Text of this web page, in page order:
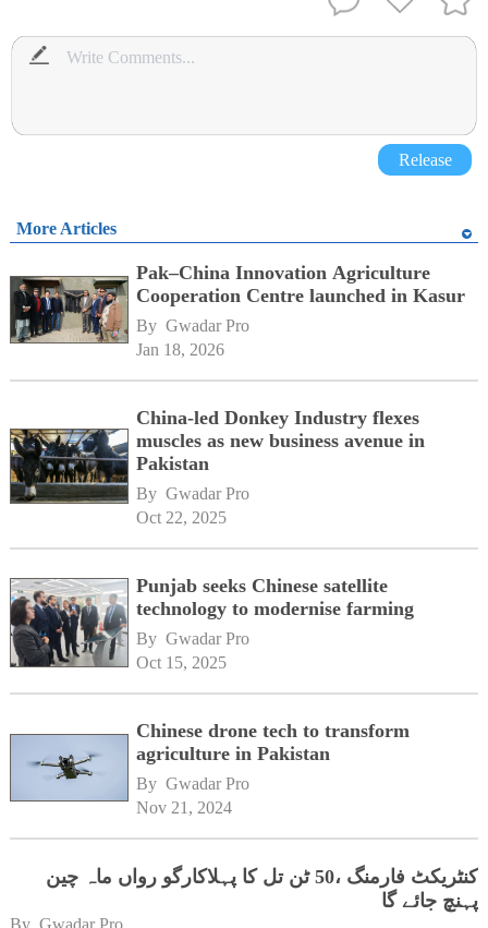
Release
More Articles
Pak–China Innovation Agriculture
Cooperation Centre launched in Kasur
By Gwadar Pro
Jan 18, 2026
China-led Donkey Industry flexes
muscles as new business avenue in
Pakistan
By Gwadar Pro
Oct 22, 2025
Punjab seeks Chinese satellite
technology to modernise farming
By Gwadar Pro
Oct 15, 2025
Chinese drone tech to transform
agriculture in Pakistan
By Gwadar Pro
Nov 21, 2024
کنٹریکٹ فارمنگ ،50 ٹن تل کا پہلاکارگو رواں ماہ چین
پہنچ جائے گا
By Gwadar Pro